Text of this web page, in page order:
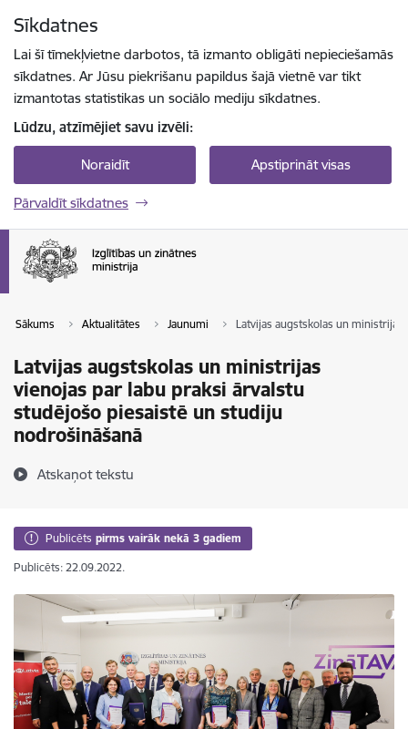
Sīkdatnes
Lai šī tīmekļvietne darbotos, tā izmanto obligāti nepieciešamās
sīkdatnes. Ar Jūsu piekrišanu papildus šajā vietnē var tikt
izmantotas statistikas un sociālo mediju sīkdatnes.
Lūdzu, atzīmējiet savu izvēli:
Noraidīt Apstiprināt visas
Pārvaldīt sīkdatnes
Sākums Aktualitātes Jaunumi Latvijas augstskolas un
Latvijas augstskolas un ministrijas
vienojas par labu praksi ārvalstu
studējošo piesaistē un studiju
nodrošināšanā
Atskaņot tekstu
Publicēts pirms vairāk nekā 3 gadiem
Publicēts: 22.09.2022.